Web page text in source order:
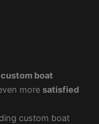
boat
more satisfied
custom boat